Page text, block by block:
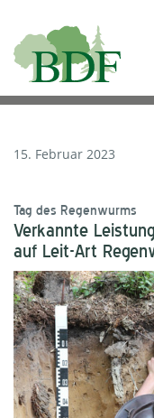
15. Februar 2023
Tag des Regenwurms
Verkannte
auf Leit-Art